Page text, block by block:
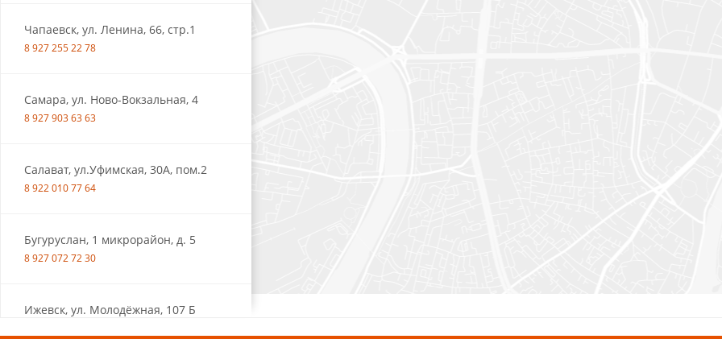
Чапаевск, ул. Ленина, 66, стр.1
8 927 255 22 78
Самара, ул. Ново-Вокзальная, 4
8 927 903 63 63
Салават, ул.Уфимская, 30А, пом.2
8 922 010 77 64
Бугуруслан, 1 микрорайон, д. 5
8 927 072 72 30
Ижевск, ул. Молодёжная, 107 Б